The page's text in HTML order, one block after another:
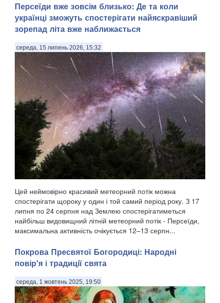
Персеїди вже зовсім близько: Де та коли
українці зможуть спостерігати найяскравіший
зорепад літа вже наближається
середа, 15 липень 2026, 15:32
Цей неймовірно красивий метеорний потік можна
спостерігати щороку у один і той самий період року. З 17
липня по 24 серпня над Землею спостерігатиметься
найбільш видовищний літній метеорний потік - Персеїди,
максимальна активність очікується 12–13 серпн...
Покрова Пресвятої Богородиці: Народні
повір'я і традиції свята
середа, 1 жовтень 2025, 19:50